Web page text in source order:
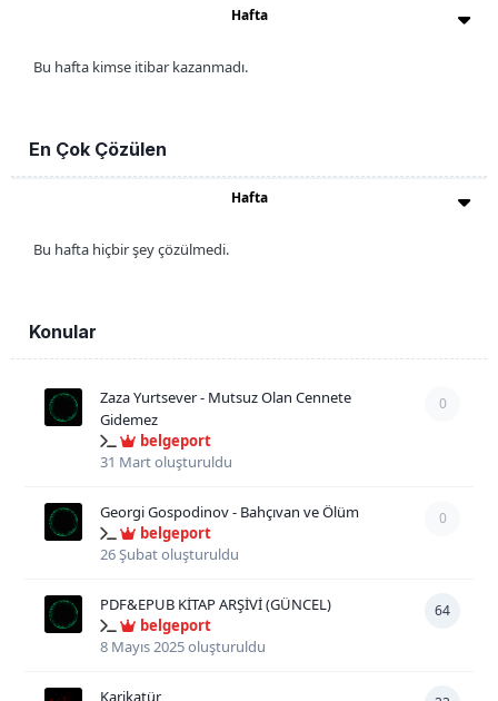
Hafta
Bu hafta kimse itibar kazanmadı.
En Çok Çözülen
Hafta
Bu hafta hiçbir şey çözülmedi.
Konular
0
Zaza Yurtsever - Mutsuz Olan Cennete
Gidemez
belgeport
31 Martoluşturuldu
0
Georgi Gospodinov - Bahçıvan ve Ölüm
belgeport
26 Şubatoluşturuldu
64
PDF&EPUB KİTAP ARŞİVİ (GÜNCEL)
belgeport
8 Mayıs 2025oluşturuldu
Karikatür